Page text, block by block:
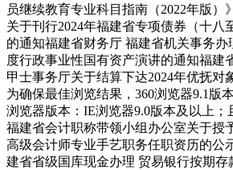
员继续教育专业科目指南（2022年版）
关于刊行2024年福建省专项债券（十八
的通知福建省财务厅 福建省机关事务办
度行政事业性国有资产演讲的通知福建
甲士事务厅关于结算下达2024年优抚对
为确保最佳浏览结果，360浏览器9.1版
浏览器版本：IE浏览器9.0版本及以上；
福建省会计职称带领小组办公室关于授
高级会计师专业手艺职务任职资历的公
建省省级国库现金办理 贸易银行按期